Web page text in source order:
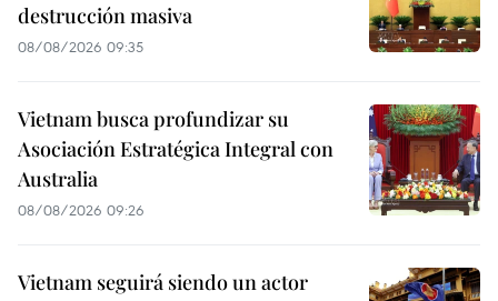
destrucción masiva
08/08/2026 09:35
Vietnam busca profundizar su
Asociación Estratégica Integral con
Australia
08/08/2026 09:26
Vietnam seguirá siendo un actor